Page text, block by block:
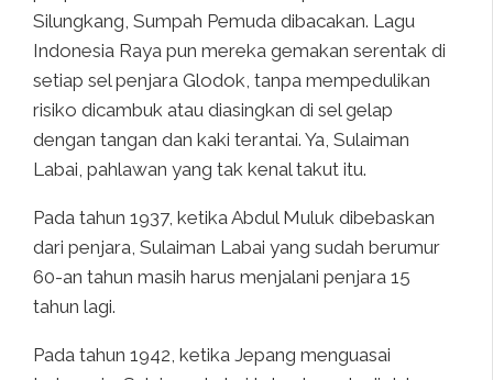
Silungkang, Sumpah Pemuda dibacakan. Lagu
Indonesia Raya pun mereka gemakan serentak di
setiap sel penjara Glodok, tanpa mempedulikan
risiko dicambuk atau diasingkan di sel gelap
dengan tangan dan kaki terantai. Ya, Sulaiman
Labai, pahlawan yang tak kenal takut itu.
Pada tahun 1937, ketika Abdul Muluk dibebaskan
dari penjara, Sulaiman Labai yang sudah berumur
60-an tahun masih harus menjalani penjara 15
tahun lagi.
Pada tahun 1942, ketika Jepang menguasai